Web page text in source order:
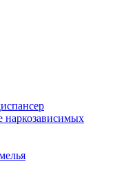
наркозависимых